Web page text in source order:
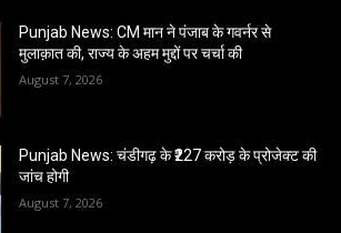
Punjab News: CM मान ने पंजाब के गवर्नर से
मुलाक़ात की, राज्य के अहम मुद्दों पर चर्चा की
August 7, 2026
Punjab News: चंडीगढ़ के ₹227 करोड़ के प्रोजेक्ट की
जांच होगी
August 7, 2026